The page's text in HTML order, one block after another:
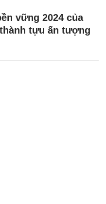
vững 2024 của
tựu ấn tượng